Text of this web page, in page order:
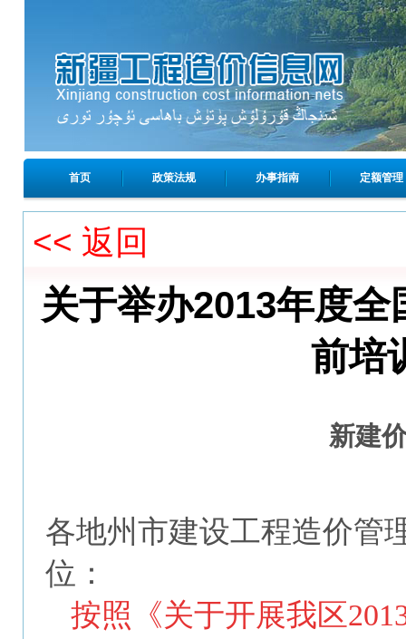
首页 政策法规 办事指南 定额管理
<< 返回
关于举办2013年度
前培
新建
各地州市建设工程造价管
位：
按照《关于开展我区